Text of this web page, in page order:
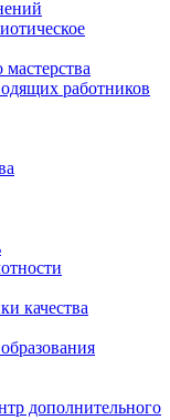
работников
качества
дополнительного